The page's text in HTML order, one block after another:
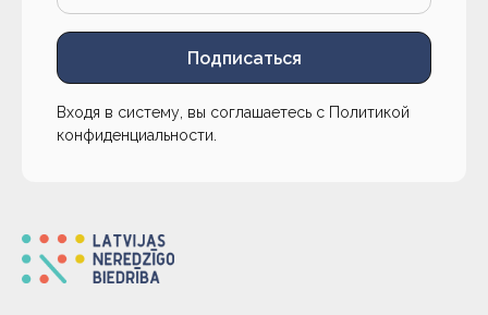
Подписаться
Входя в систему, вы соглашаетесь с Политикой
конфиденциальности